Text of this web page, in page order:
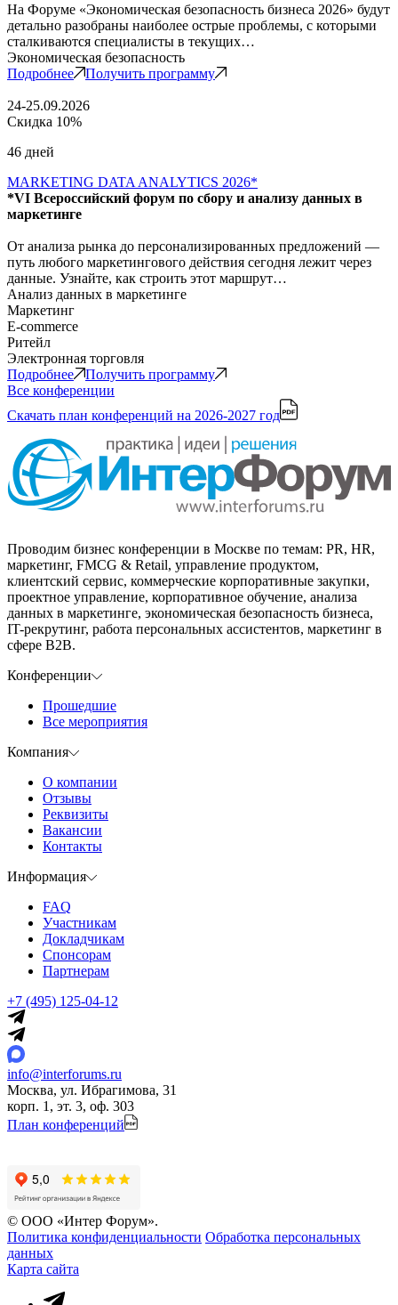
На Форуме «Экономическая безопасность бизнеса 2026» будут
детально разобраны наиболее острые проблемы, с которыми
сталкиваются специалисты в текущих…
Экономическая безопасность
Подробнее
Получить программу
24-25.09.2026
Скидка 10%
46 дней
MARKETING DATA ANALYTICS 2026*
*VI Всероссийский форум по сбору и анализу данных в
маркетинге
От анализа рынка до персонализированных предложений —
путь любого маркетингового действия сегодня лежит через
данные. Узнайте, как строить этот маршрут…
Анализ данных в маркетинге
Маркетинг
E-commerce
Ритейл
Электронная торговля
Подробнее
Получить программу
Все конференции
Скачать план конференций на 2026-2027 год
Проводим бизнес конференции в Москве по темам: PR, HR,
маркетинг, FMCG & Retail, управление продуктом,
клиентский сервис, коммерческие корпоративные закупки,
проектное управление, корпоративное обучение, анализа
данных в маркетинге, экономическая безопасность бизнеса,
IT-рекрутинг, работа персональных ассистентов, маркетинг в
сфере B2B.
Конференции
Прошедшие
Все мероприятия
Компания
О компании
Отзывы
Реквизиты
Вакансии
Контакты
Информация
FAQ
Участникам
Докладчикам
Спонсорам
Партнерам
+7 (495) 125-04-12
info@interforums.ru
Москва, ул. Ибрагимова, 31
корп. 1, эт. 3, оф. 303
План конференций
© ООО «Интер Форум».
Политика конфиденциальности Обработка персональных
данных
Карта сайта